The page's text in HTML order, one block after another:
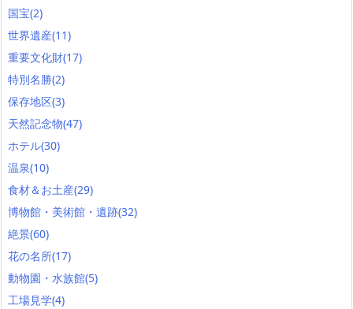
国宝(2)
世界遺産(11)
重要文化財(17)
特別名勝(2)
保存地区(3)
天然記念物(47)
ホテル(30)
温泉(10)
食材＆お土産(29)
博物館・美術館・遺跡(32)
絶景(60)
花の名所(17)
動物園・水族館(5)
工場見学(4)